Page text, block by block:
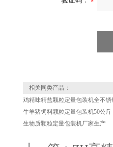
相关同类产品：
鸡精味精盐颗粒定量包装机全不
牛羊猪饲料颗粒定量包装机50公斤
生物质颗粒定量包装机厂家生产